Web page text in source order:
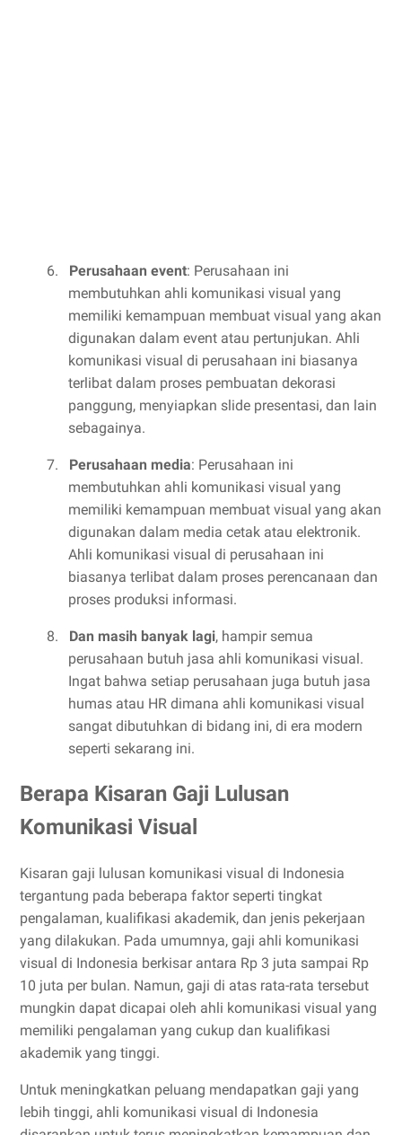
6. Perusahaan event: Perusahaan ini
membutuhkan ahli komunikasi visual yang
memiliki kemampuan membuat visual yang akan
digunakan dalam event atau pertunjukan. Ahli
komunikasi visual di perusahaan ini biasanya
terlibat dalam proses pembuatan dekorasi
panggung, menyiapkan slide presentasi, dan lain
sebagainya.
7. Perusahaan media: Perusahaan ini
membutuhkan ahli komunikasi visual yang
memiliki kemampuan membuat visual yang akan
digunakan dalam media cetak atau elektronik.
Ahli komunikasi visual di perusahaan ini
biasanya terlibat dalam proses perencanaan dan
proses produksi informasi.
8. Dan masih banyak lagi, hampir semua
perusahaan butuh jasa ahli komunikasi visual.
Ingat bahwa setiap perusahaan juga butuh jasa
humas atau HR dimana ahli komunikasi visual
sangat dibutuhkan di bidang ini, di era modern
seperti sekarang ini.
Berapa Kisaran Gaji Lulusan
Komunikasi Visual
Kisaran gaji lulusan komunikasi visual di Indonesia
tergantung pada beberapa faktor seperti tingkat
pengalaman, kualifikasi akademik, dan jenis pekerjaan
yang dilakukan. Pada umumnya, gaji ahli komunikasi
visual di Indonesia berkisar antara Rp 3 juta sampai Rp
10 juta per bulan. Namun, gaji di atas rata-rata tersebut
mungkin dapat dicapai oleh ahli komunikasi visual yang
memiliki pengalaman yang cukup dan kualifikasi
akademik yang tinggi.
Untuk meningkatkan peluang mendapatkan gaji yang
lebih tinggi, ahli komunikasi visual di Indonesia